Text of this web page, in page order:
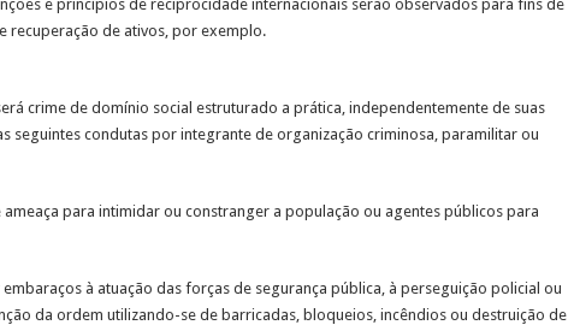
e princípios de reciprocidade internacionais serão observados para fins de
recuperação de ativos, por exemplo.
crime de domínio social estruturado a prática, independentemente de suas
seguintes condutas por integrante de organização criminosa, paramilitar ou
para intimidar ou constranger a população ou agentes públicos para
à atuação das forças de segurança pública, à perseguição policial ou
da ordem utilizando-se de barricadas, bloqueios, incêndios ou destruição de